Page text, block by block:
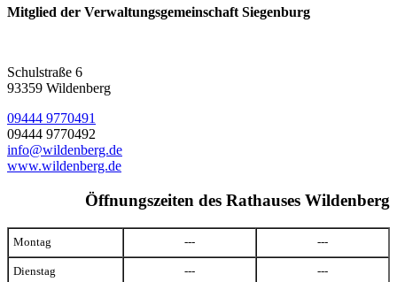
Mitglied der Verwaltungsgemeinschaft Siegenburg
Schulstraße 6
93359 Wildenberg
09444 9770491
09444 9770492
info@wildenberg.de
www.wildenberg.de
Öffnungszeiten des Rathauses Wildenberg
Montag --- ---
Dienstag --- ---